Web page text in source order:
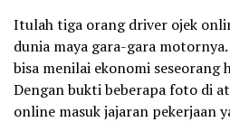
Itulah tiga orang driver ojek
dunia maya gara-gara
bisa menilai ekonomi seseorang
Dengan bukti beberapa foto di
online masuk jajaran pekerjaan